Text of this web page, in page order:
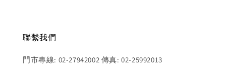
聯繫我們
門市專線: 02-27942002 傳真: 02-25992013